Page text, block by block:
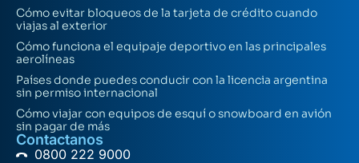
Cómo evitar bloqueos de la tarjeta de crédito cuando
viajas al exterior
Cómo funciona el equipaje deportivo en las principales
aerolíneas
Países donde puedes conducir con la licencia argentina
sin permiso internacional
Cómo viajar con equipos de esquí o snowboard en avión
sin pagar de más
Contactanos
0800 222 9000